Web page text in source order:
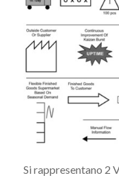
Si rappresentano 2